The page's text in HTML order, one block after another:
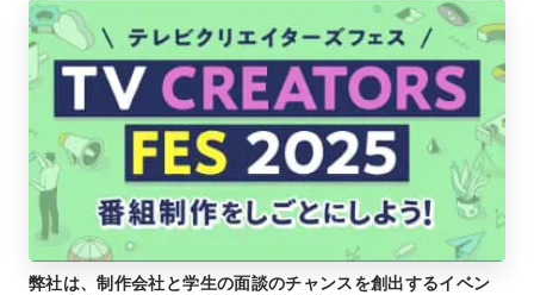
弊社は、制作会社と学生の面談のチャンスを創出するイベン